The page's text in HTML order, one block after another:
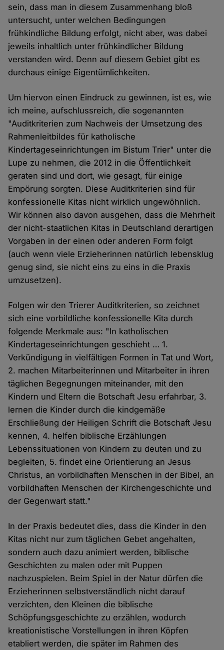
sein, dass man in diesem Zusammenhang bloß
untersucht, unter welchen Bedingungen
frühkindliche Bildung erfolgt, nicht aber, was dabei
jeweils inhaltlich unter frühkindlicher Bildung
verstanden wird. Denn auf diesem Gebiet gibt es
durchaus einige Eigentümlichkeiten.
Um hiervon einen Eindruck zu gewinnen, ist es, wie
ich meine, aufschlussreich, die sogenannten
"Auditkriterien zum Nachweis der Umsetzung des
Rahmenleitbildes für katholische
Kindertageseinrichtungen im Bistum Trier" unter die
Lupe zu nehmen, die 2012 in die Öffentlichkeit
geraten sind und dort, wie gesagt, für einige
Empörung sorgten. Diese Auditkriterien sind für
konfessionelle Kitas nicht wirklich ungewöhnlich.
Wir können also davon ausgehen, dass die Mehrheit
der nicht-staatlichen Kitas in Deutschland derartigen
Vorgaben in der einen oder anderen Form folgt
(auch wenn viele Erzieherinnen natürlich lebensklug
genug sind, sie nicht eins zu eins in die Praxis
umzusetzen).
Folgen wir den Trierer Auditkriterien, so zeichnet
sich eine vorbildliche konfessionelle Kita durch
folgende Merkmale aus: "In katholischen
Kindertageseinrichtungen geschieht … 1.
Verkündigung in vielfältigen Formen in Tat und Wort,
2. machen Mitarbeiterinnen und Mitarbeiter in ihren
täglichen Begegnungen miteinander, mit den
Kindern und Eltern die Botschaft Jesu erfahrbar, 3.
lernen die Kinder durch die kindgemäße
Erschließung der Heiligen Schrift die Botschaft Jesu
kennen, 4. helfen biblische Erzählungen
Lebenssituationen von Kindern zu deuten und zu
begleiten, 5. findet eine Orientierung an Jesus
Christus, an vorbildhaften Menschen in der Bibel, an
vorbildhaften Menschen der Kirchengeschichte und
der Gegenwart statt."
In der Praxis bedeutet dies, dass die Kinder in den
Kitas nicht nur zum täglichen Gebet angehalten,
sondern auch dazu animiert werden, biblische
Geschichten zu malen oder mit Puppen
nachzuspielen. Beim Spiel in der Natur dürfen die
Erzieherinnen selbstverständlich nicht darauf
verzichten, den Kleinen die biblische
Schöpfungsgeschichte zu erzählen, wodurch
kreationistische Vorstellungen in ihren Köpfen
etabliert werden, die später im Rahmen des